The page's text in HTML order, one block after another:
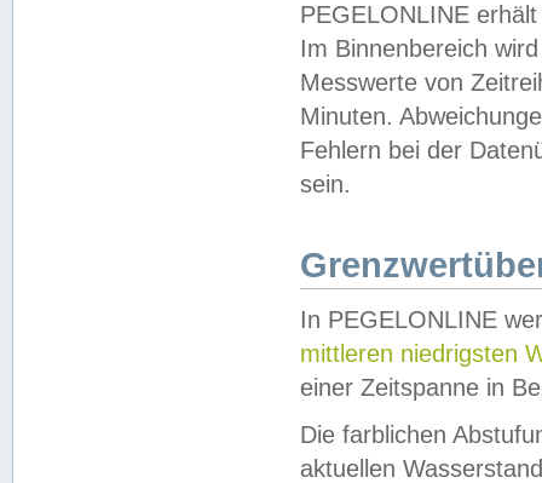
PEGELONLINE
Im Binnenbereich
Messwerte von
Minuten.
Fehlern bei der
sein.
In PEGELONLINE
mittleren niedrigsten
einer Zeitspanne in
Die farblichen
aktuellen